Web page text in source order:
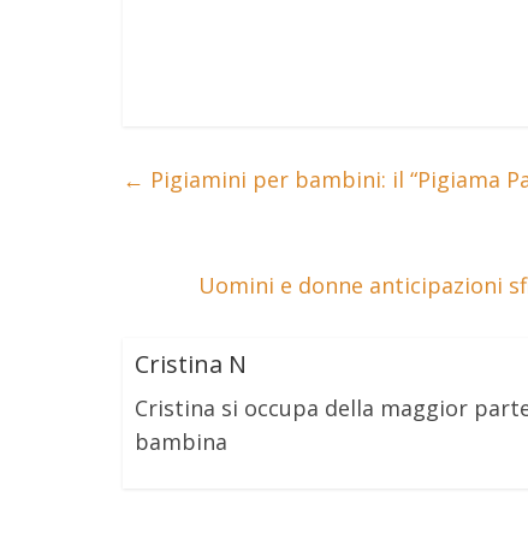
← Pigiamini per bambini: il “Pigiama
Uomini e donne anticipazioni
Cristina N
Cristina si occupa della maggior
bambina